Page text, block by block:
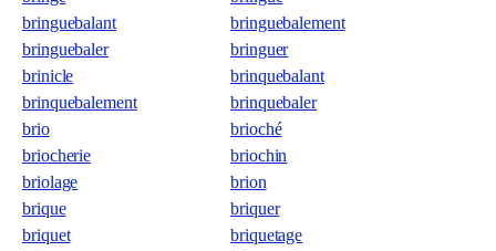
bringuebalant
bringuebalement
bringuebaler
bringuer
brinicle
brinquebalant
brinquebalement
brinquebaler
brio
brioché
briocherie
briochin
briolage
brion
brique
briquer
briquet
briquetage